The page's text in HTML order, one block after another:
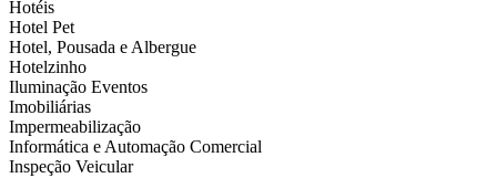
Hotéis
Hotel Pet
Hotel, Pousada e Albergue
Hotelzinho
Iluminação Eventos
Imobiliárias
Impermeabilização
Informática e Automação Comercial
Inspeção Veicular